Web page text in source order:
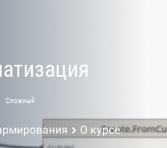
Сложный
О курсе